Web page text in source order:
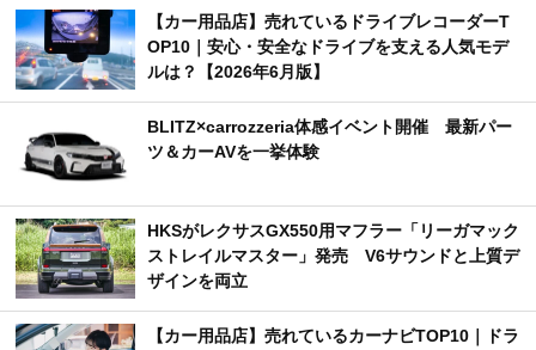
【カー用品店】売れているドライブレコーダーT
OP10｜安心・安全なドライブを支える人気モデ
ルは？【2026年6月版】
BLITZ×carrozzeria体感イベント開催 最新パー
ツ＆カーAVを一挙体験
HKSがレクサスGX550用マフラー「リーガマック
ストレイルマスター」発売 V6サウンドと上質デ
ザインを両立
【カー用品店】売れているカーナビTOP10｜ドラ